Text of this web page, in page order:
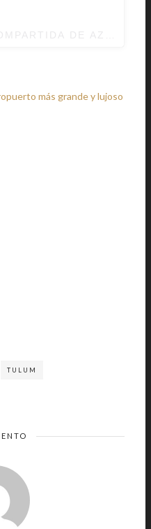
más grande y lujoso
TULUM